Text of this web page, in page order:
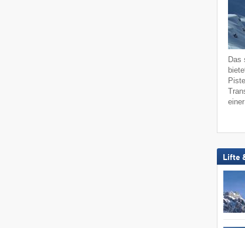
Das
Lifte